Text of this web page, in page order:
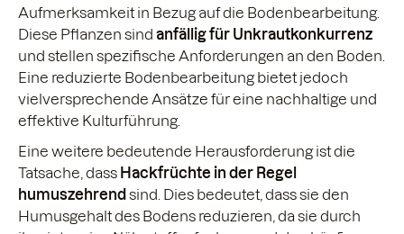
Aufmerksamkeit in Bezug auf die Bodenbearbeitung.
Diese Pflanzen sind anfällig für Unkrautkonkurrenz
und stellen spezifische Anforderungen an den Boden.
Eine reduzierte Bodenbearbeitung bietet jedoch
vielversprechende Ansätze für eine nachhaltige und
effektive Kulturführung.
Eine weitere bedeutende Herausforderung ist die
Tatsache, dass Hackfrüchte in der Regel
humuszehrend sind. Dies bedeutet, dass sie den
Humusgehalt des Bodens reduzieren, da sie durch